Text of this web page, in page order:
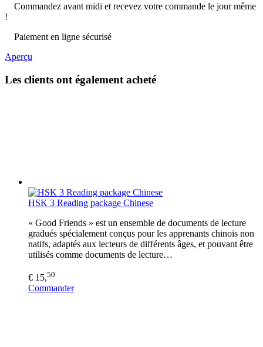
Commandez avant midi et recevez votre commande le jour même
!
Paiement en ligne sécurisé
Aperçu
Les clients ont également acheté
HSK 3 Reading package Chinese
« Good Friends » est un ensemble de documents de lecture
gradués spécialement conçus pour les apprenants chinois non
natifs, adaptés aux lecteurs de différents âges, et pouvant être
utilisés comme documents de lecture…
€ 15,50
Commander